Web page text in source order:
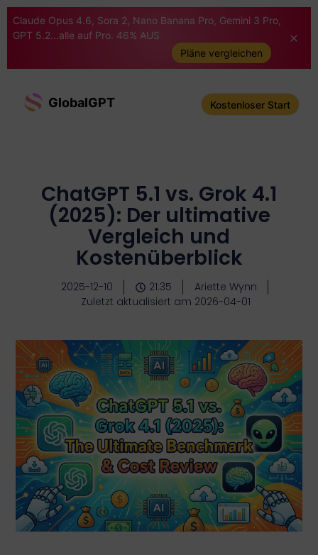
Claude Opus 4.6, Sora 2, Nano Banana Pro, Gemini 3 Pro,
GPT 5.2...alle auf Pro. 46% AUS
Pläne vergleichen
GlobalGPT Kostenloser Start
ChatGPT 5.1 vs. Grok 4.1
(2025): Der ultimative
Vergleich und
Kostenüberblick
2025-12-10 21:35
Ariette Wynn
Zuletzt aktualisiert am 2026-04-01